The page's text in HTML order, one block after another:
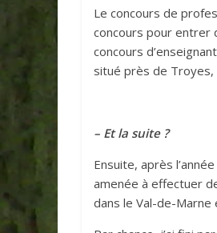
Le concours de
concours pour entrer
concours
situé près de Troyes,
– Et la suite ?
Ensuite, après
amenée à effectuer
dans le Val-de-Marne